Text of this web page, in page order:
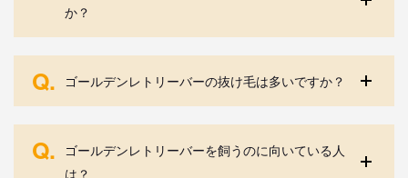
か？
Q. ゴールデンレトリーバーの抜け毛は多いですか？
Q.
ゴールデンレトリーバーを飼うのに向いている人
は？